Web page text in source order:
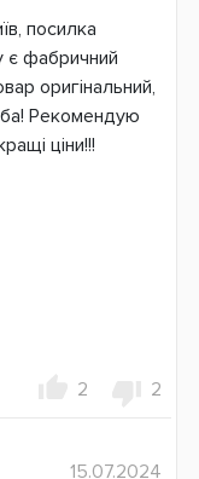
посилка
є фабричний
оригінальний,
Рекомендую
ціни!!!
2 2
15.07.2024